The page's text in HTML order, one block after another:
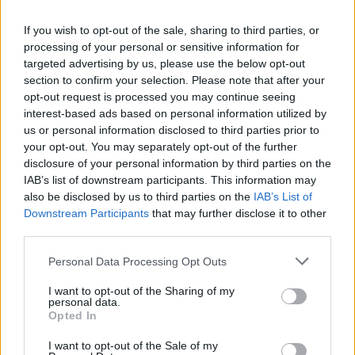
If you wish to opt-out of the sale, sharing to third parties, or
processing of your personal or sensitive information for
targeted advertising by us, please use the below opt-out
section to confirm your selection. Please note that after your
opt-out request is processed you may continue seeing
interest-based ads based on personal information utilized by
us or personal information disclosed to third parties prior to
your opt-out. You may separately opt-out of the further
disclosure of your personal information by third parties on the
IAB’s list of downstream participants. This information may
also be disclosed by us to third parties on the IAB’s List of
Downstream Participants that may further disclose it to other
Personal Data Processing Opt Outs
I want to opt-out of the Sharing of my
personal data.
Opted In
I want to opt-out of the Sale of my
Leggi l'articolo:
Polizia in festa, reati in calo: “Esserci sempre”
ADV